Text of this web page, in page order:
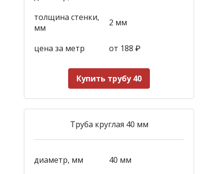
толщина стенки,
мм
2 мм
цена за метр от 188 ₽
Купить трубу 40
Труба круглая 40 мм
диаметр, мм
40 мм